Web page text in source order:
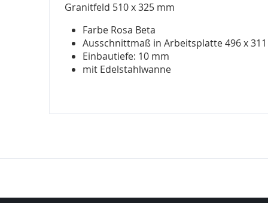
springen
Granitfeld 510 x 325 mm
Farbe Rosa Beta
Ausschnittmaß in Arbeitsplatte 496 x
Einbautiefe: 10 mm
mit Edelstahlwanne